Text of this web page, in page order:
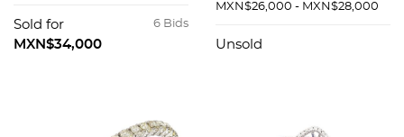
6 Bids
Sold for
MXN$34,000
MXN$26,000 - MXN$28,000
Unsold